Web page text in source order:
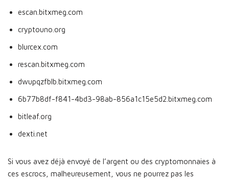
escan.bitxmeg.com
cryptouno.org
blurcex.com
rescan.bitxmeg.com
dwupqzfblb.bitxmeg.com
6b77b8df-f841-4bd3-98ab-856a1c15e5d2.bitxmeg.com
bitleaf.org
dexti.net
Si vous avez déjà envoyé de l’argent ou des cryptomonnaies à
ces escrocs, malheureusement, vous ne pourrez pas les